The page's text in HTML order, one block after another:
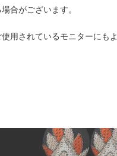
合がございます。
用されているモニターにも